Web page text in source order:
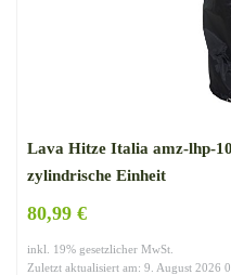
Lava Hitze Italia amz-lhp-
zylindrische Einheit
80,99 €
inkl. 19% gesetzlicher MwSt.
Zuletzt aktualisiert am: 9. August 2026